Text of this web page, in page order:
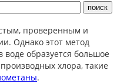
проверенным и
Однако этот метод
образуется большое
хлора, такие
.